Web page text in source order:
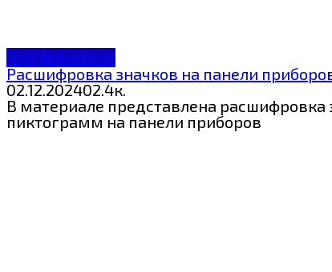
ЗнП Mitsubishi
Расшифровка значков на панели
02.12.202402.4к.
В материале представлена расшифровка
пиктограмм на панели приборов